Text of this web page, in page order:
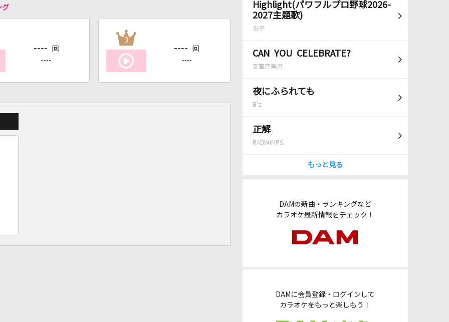
Highlight(パワフルプロ野球2026-
2027主題歌)
杏子
CAN YOU CELEBRATE?
安室奈美恵
夜にふられても
B'z
正解
RADWIMPS
もっと見る
DAMの新曲・ランキングなど
カラオケ最新情報をチェック！
DAMに会員登録・ログインして
カラオケをもっと楽しもう！
グ
---- 回
----
3
---- 回
----